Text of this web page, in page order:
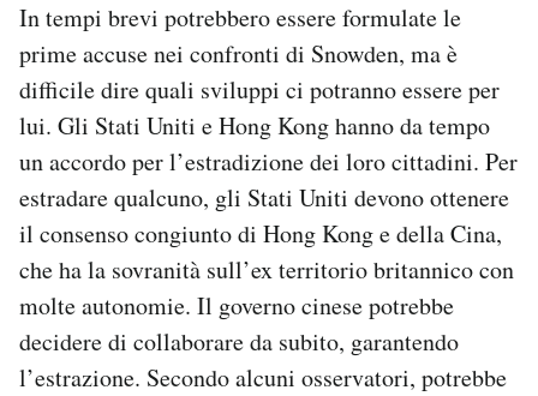
In tempi brevi potrebbero essere formulate le
prime accuse nei confronti di Snowden, ma è
difficile dire quali sviluppi ci potranno essere per
lui. Gli Stati Uniti e Hong Kong hanno da tempo
un accordo per l’estradizione dei loro cittadini. Per
estradare qualcuno, gli Stati Uniti devono ottenere
il consenso congiunto di Hong Kong e della Cina,
che ha la sovranità sull’ex territorio britannico con
molte autonomie. Il governo cinese potrebbe
decidere di collaborare da subito, garantendo
l’estrazione. Secondo alcuni osservatori, potrebbe